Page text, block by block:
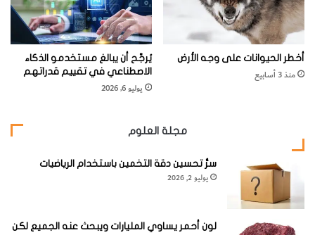
website_howitworks
أبطال العلوم
العدد مايو - يونيو 2020
الفيزياء
ا
أخطر الحيوانات على وجه الأرض
منذ 3 أسابيع
يُرجَّح أن يبالغ مستخدمو الذكاء
الاصطناعي في تقييم قدراتهم
يوليو 6, 2026
مجلة العلوم
سرُّ تحسين دقة التخمين باستخدام الرياضيات
يوليو 2, 2026
لون أحمر يساوي المليارات ويبحث عنه الجميع لكن